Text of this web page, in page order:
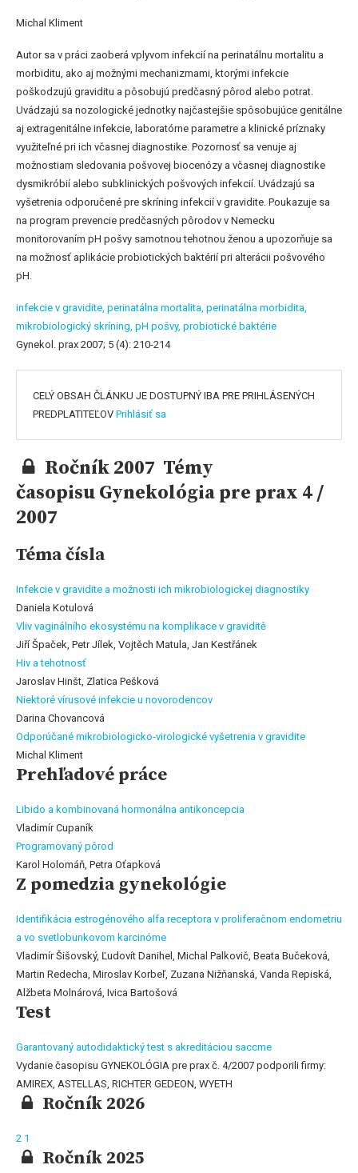
Michal Kliment
Autor sa v práci zaoberá vplyvom infekcií na perinatálnu mortalitu a
morbiditu, ako aj možnými mechanizmami, ktorými infekcie
poškodzujú graviditu a pôsobujú predčasný pôrod alebo potrat.
Uvádzajú sa nozologické jednotky najčastejšie spôsobujúce genitálne
aj extragenitálne infekcie, laboratórne parametre a klinické príznaky
využiteľné pri ich včasnej diagnostike. Pozornosť sa venuje aj
možnostiam sledovania pošvovej biocenózy a včasnej diagnostike
dysmikróbií alebo subklinických pošvových infekcií. Uvádzajú sa
vyšetrenia odporučené pre skríning infekcií v gravidite. Poukazuje sa
na program prevencie predčasných pôrodov v Nemecku
monitorovaním pH pošvy samotnou tehotnou ženou a upozorňuje sa
na možnosť aplikácie probiotických baktérií pri alterácii pošvového
pH.
infekcie v gravidite, perinatálna mortalita, perinatálna morbidita,
mikrobiologický skríning, pH pošvy, probiotické baktérie
Gynekol. prax 2007; 5 (4): 210-214
CELÝ OBSAH ČLÁNKU JE DOSTUPNÝ IBA PRE PRIHLÁSENÝCH
PREDPLATITEĽOV Prihlásiť sa
Ročník 2007 Témy
časopisu Gynekológia pre prax 4 /
2007
Téma čísla
Infekcie v gravidite a možnosti ich mikrobiologickej diagnostiky
Daniela Kotulová
Vliv vaginálního ekosystému na komplikace v graviditě
Jiří Špaček, Petr Jílek, Vojtěch Matula, Jan Kestřánek
Hiv a tehotnosť
Jaroslav Hinšt, Zlatica Pešková
Niektoré vírusové infekcie u novorodencov
Darina Chovancová
Odporúčané mikrobiologicko-virologické vyšetrenia v gravidite
Michal Kliment
Prehľadové práce
Libido a kombinovaná hormonálna antikoncepcia
Vladimír Cupaník
Programovaný pôrod
Karol Holomáň, Petra Oťapková
Z pomedzia gynekológie
Identifikácia estrogénového alfa receptora v proliferačnom endometriu
a vo svetlobunkovom karcinóme
Vladimír Šišovský, Ľudovít Danihel, Michal Palkovič, Beata Bučeková,
Martin Redecha, Miroslav Korbeľ, Zuzana Nižňanská, Vanda Repiská,
Alžbeta Molnárová, Ivica Bartošová
Test
Garantovaný autodidaktický test s akreditáciou saccme
Vydanie časopisu GYNEKOLÓGIA pre prax č. 4/2007 podporili firmy:
AMIREX, ASTELLAS, RICHTER GEDEON, WYETH
Ročník 2026
2 1
Ročník 2025